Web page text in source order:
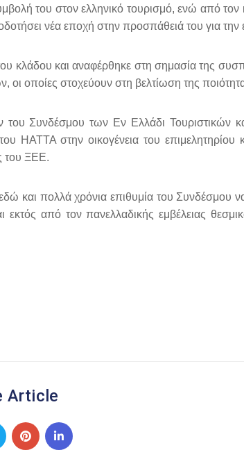
του στον ελληνικό τουρισμό, ενώ από τον
νέα εποχή στην προσπάθειά του για την
κλάδου και αναφέρθηκε στη σημασία της
οποίες στοχεύουν στη βελτίωση της
Συνδέσμου των Εν Ελλάδι Τουριστικών
HATTA στην οικογένεια του επιμελητηρίου
του ΞΕΕ.
και πολλά χρόνια επιθυμία του Συνδέσμου
από τον πανελλαδικής εμβέλειας
Article